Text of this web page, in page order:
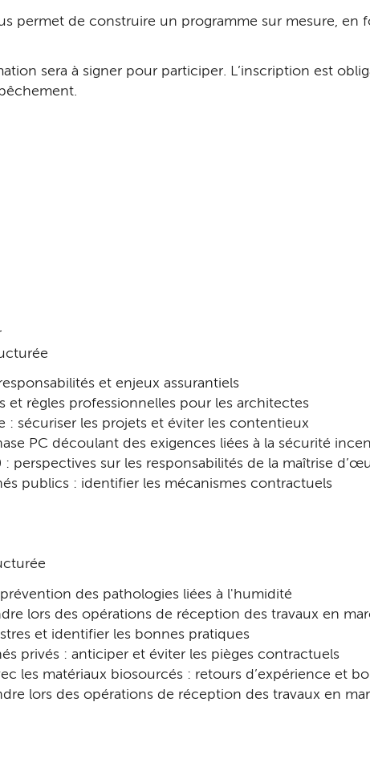
permet de construire un programme sur mesure, en
sera à signer pour participer. L’inscription est
et enjeux assurantiels
et règles professionnelles pour les architectes
: sécuriser les projets et éviter les contentieux
PC découlant des exigences liées à la sécurité
: perspectives sur les responsabilités de la maîtrise
publics : identifier les mécanismes contractuels
des pathologies liées à l'humidité
lors des opérations de réception des travaux en
et identifier les bonnes pratiques
privés : anticiper et éviter les pièges contractuels
les matériaux biosourcés : retours d’expérience et
lors des opérations de réception des travaux en